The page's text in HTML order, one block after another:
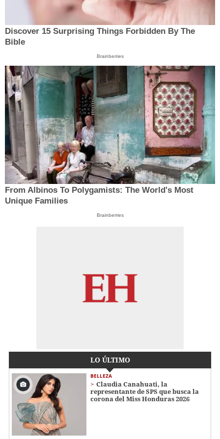
Discover 15 Surprising Things Forbidden By The
Bible
Brainberries
From Albinos To Polygamists: The World's Most
Unique Families
Brainberries
LO ÚLTIMO
BELLEZA
Claudia Canahuati, la
representante de SPS que busca la
corona del Miss Honduras 2026